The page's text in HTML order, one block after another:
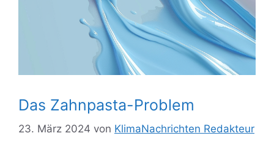
Das Zahnpasta-Problem
23. März 2024 von KlimaNachrichten Redakteur